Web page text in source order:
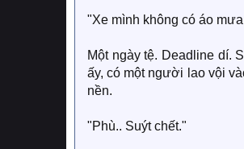
"Xe mình không có áo
Một ngày tệ. Deadline dí.
ấy, có một người lao vội
nền.
"Phù.. Suýt chết."